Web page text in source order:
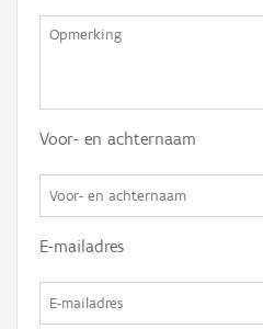
Voor- en achternaam
E-mailadres